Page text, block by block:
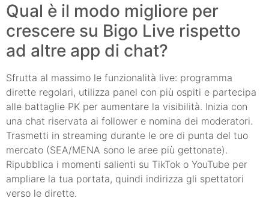
Qual è il modo migliore per
crescere su Bigo Live rispetto
ad altre app di chat?
Sfrutta al massimo le funzionalità live: programma
dirette regolari, utilizza panel con più ospiti e partecipa
alle battaglie PK per aumentare la visibilità. Inizia con
una chat riservata ai follower e nomina dei moderatori.
Trasmetti in streaming durante le ore di punta del tuo
mercato (SEA/MENA sono le aree più gettonate).
Ripubblica i momenti salienti su TikTok o YouTube per
ampliare la tua portata, quindi indirizza gli spettatori
verso le dirette.